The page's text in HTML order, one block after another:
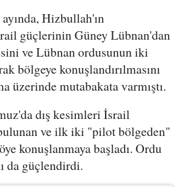
Hizbullah'ın
güçlerinin Güney Lübnan'dan
ve Lübnan ordusunun iki
bölgeye konuşlandırılmasını
üzerinde mutabakata varmıştı.
dış kesimleri İsrail
ve ilk iki "pilot bölgeden"
konuşlanmaya başladı. Ordu
da güçlendirdi.